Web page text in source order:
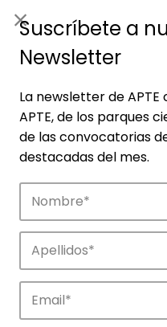
Noticias
Suscríbete a
Newsletter
La newsletter de
APTE, de los parques
de las convocatorias
destacadas del mes.